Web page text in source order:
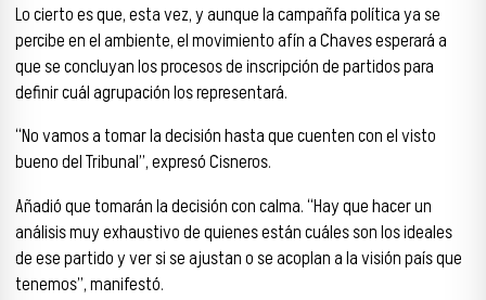
Lo cierto es que, esta vez, y aunque la campañfa política ya se
percibe en el ambiente, el movimiento afín a Chaves esperará a
que se concluyan los procesos de inscripción de partidos para
definir cuál agrupación los representará.
“No vamos a tomar la decisión hasta que cuenten con el visto
bueno del Tribunal”, expresó Cisneros.
Añadió que tomarán la decisión con calma. “Hay que hacer un
análisis muy exhaustivo de quienes están cuáles son los ideales
de ese partido y ver si se ajustan o se acoplan a la visión país que
tenemos”, manifestó.